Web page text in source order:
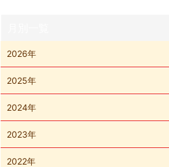
2026年
2025年
2024年
2023年
2022年